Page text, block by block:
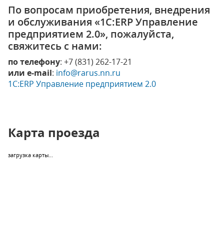
По вопросам приобретения, внедрения
и обслуживания «1С:ERP Управление
предприятием 2.0», пожалуйста,
свяжитесь с нами:
по телефону: +7 (831) 262-17-21
или e-mail: info@rarus.nn.ru
1С:ERP Управление предприятием 2.0
Карта проезда
загрузка карты...